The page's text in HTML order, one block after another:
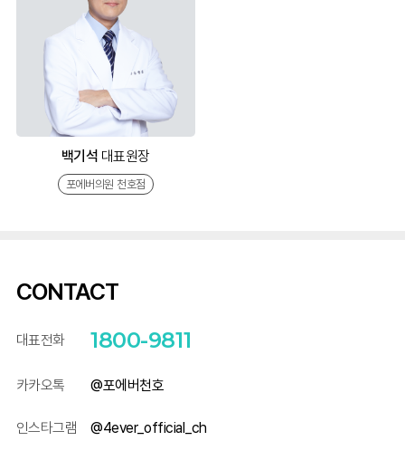
백기석 대표원장
포에버의원 천호점
CONTACT
대표전화 1800-9811
카카오톡 @포에버천호
인스타그램 @4ever_official_ch